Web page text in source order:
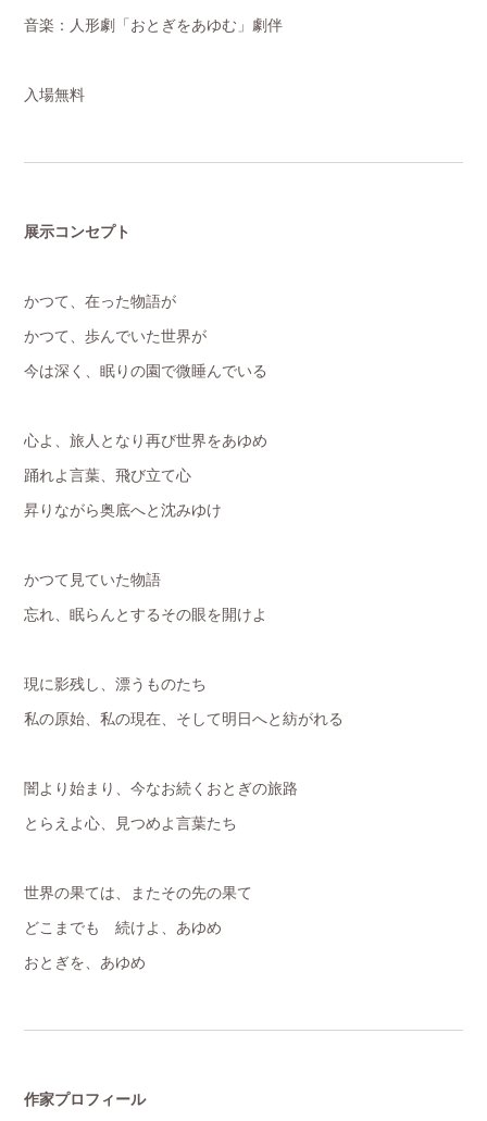
音楽：人形劇「おとぎをあゆむ」劇伴
入場無料
展示コンセプト
かつて、在った物語が
かつて、歩んでいた世界が
今は深く、眠りの園で微睡んでいる
心よ、旅人となり再び世界をあゆめ
踊れよ言葉、飛び立て心
昇りながら奥底へと沈みゆけ
かつて見ていた物語
忘れ、眠らんとするその眼を開けよ
現に影残し、漂うものたち
私の原始、私の現在、そして明日へと紡がれる
闇より始まり、今なお続くおとぎの旅路
とらえよ心、見つめよ言葉たち
世界の果ては、またその先の果て
どこまでも 続けよ、あゆめ
おとぎを、あゆめ
作家プロフィール